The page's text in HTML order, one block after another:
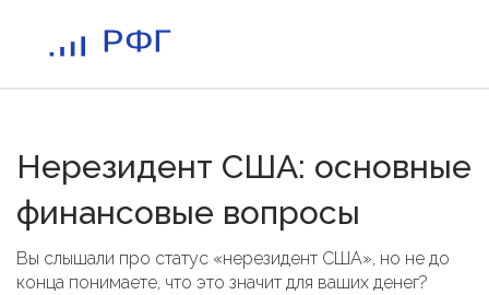
Нерезидент США: основные
финансовые вопросы
Вы слышали про статус «нерезидент США», но не до
конца понимаете, что это значит для ваших денег?